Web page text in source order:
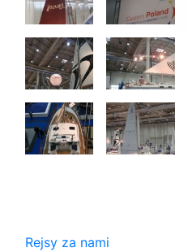
Rejsy za nami